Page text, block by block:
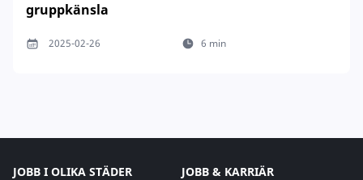
gruppkänsla
2025-02-26 6 min
JOBB I OLIKA STÄDER JOBB & KARRIÄR